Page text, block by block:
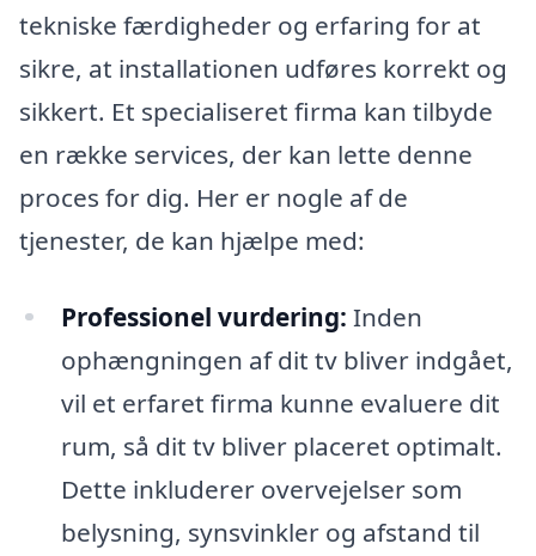
tekniske færdigheder og erfaring for at
sikre, at installationen udføres korrekt og
sikkert. Et specialiseret firma kan tilbyde
en række services, der kan lette denne
proces for dig. Her er nogle af de
tjenester, de kan hjælpe med:
Professionel vurdering: Inden
ophængningen af dit tv bliver indgået,
vil et erfaret firma kunne evaluere dit
rum, så dit tv bliver placeret optimalt.
Dette inkluderer overvejelser som
belysning, synsvinkler og afstand til